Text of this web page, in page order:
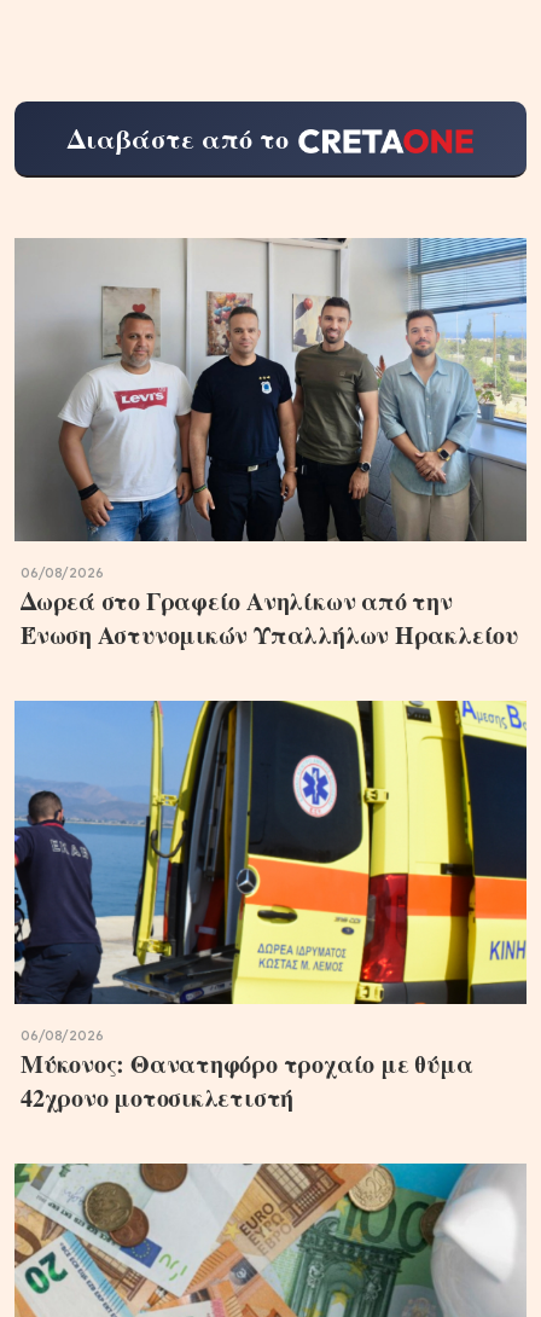
Διαβάστε από το
06/08/2026
Δωρεά στο Γραφείο Ανηλίκων από την
Ένωση Αστυνομικών Υπαλλήλων Ηρακλείου
06/08/2026
Μύκονος: Θανατηφόρο τροχαίο με θύμα
42χρονο μοτοσικλετιστή